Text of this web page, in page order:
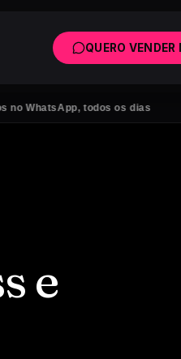
todos os dias
QUERO VENDER
e